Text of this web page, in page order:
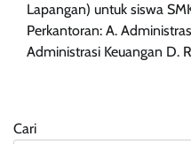
Lapangan) untuk siswa
Perkantoran: A.
Administrasi Keuangan D.
Cari